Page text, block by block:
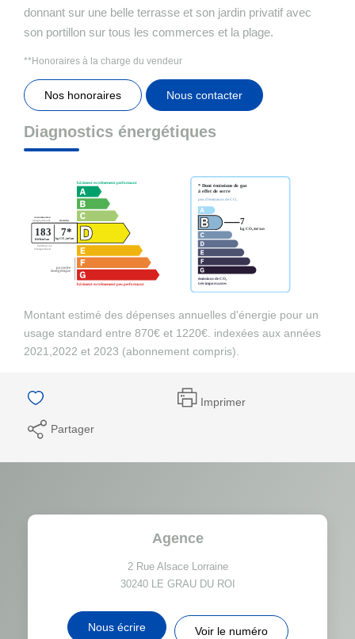
donnant sur une belle terrasse et son jardin privatif avec
son portillon sur tous les commerces et la plage.
**Honoraires à la charge du vendeur
Nos honoraires Nous contacter
Diagnostics énergétiques
Montant estimé des dépenses annuelles d'énergie pour un
usage standard entre 870€ et 1220€. indexées aux années
2021,2022 et 2023 (abonnement compris).
Imprimer
Partager
Agence
2 Rue Alsace Lorraine
30240 LE GRAU DU ROI
Nous écrire Voir le numéro